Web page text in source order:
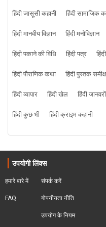
हिंदी जासूसी कहानी
हिंदी सामाजिक
हिंदी मानवीय विज्ञान
हिंदी मनोविज्ञान
हिंदी पकाने की विधि
हिंदी पत्र
हिंदी पौराणिक कथा
हिंदी पुस्तक
हिंदी व्यापार
हिंदी खेल हिंदी जानवरों
हिंदी कुछ भी
हिंदी क्राइम कहानी
उपयोगी लिंक्स
हमारे बारे में
FAQ
संपर्क करें
गोपनीयता नीति
उपयोग के नियम